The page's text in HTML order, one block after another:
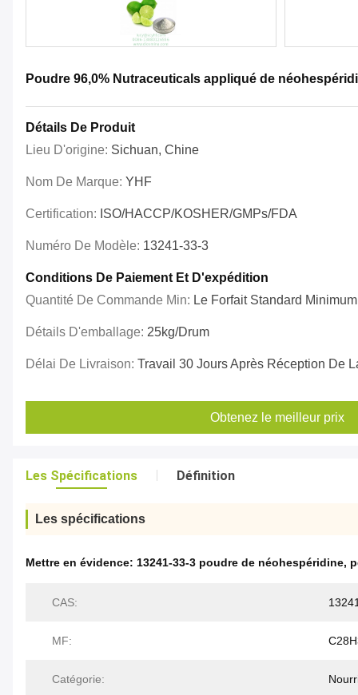
Poudre 96,0% Nutraceuticals appliqué de
Détails De Produit
Lieu D'origine: Sichuan, Chine
Nom De Marque: YHF
Certification: ISO/HACCP/KOSHER/GMPs/FDA
Numéro De Modèle: 13241-33-3
Conditions De Paiement Et D'expédition
Quantité De Commande Min: Le Forfait Standard
Détails D'emballage: 25kg/drum
Délai De Livraison: Travail 30 Jours Après Réception De
Obtenez le meilleur prix
Les Spécifications Définition
Les spécifications
Mettre en évidence: 13241-33-3 poudre de néohespéridine,
CAS:
MF:
Catégorie: